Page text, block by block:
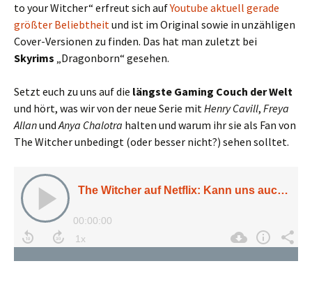
to your Witcher“ erfreut sich aufYoutube aktuell gerade
größter Beliebtheitund ist im Original sowie in unzähligen
Cover-Versionen zu finden. Das hat man zuletzt bei
Skyrims „Dragonborn“ gesehen.
Setzt euch zu uns auf die längste Gaming Couch der Welt
und hört, was wir von der neue Serie mitHenry Cavill, Freya
AllanundAnya Chalotra halten und warum ihr sie als Fan von
The Witcher unbedingt (oder besser nicht?) sehen solltet.